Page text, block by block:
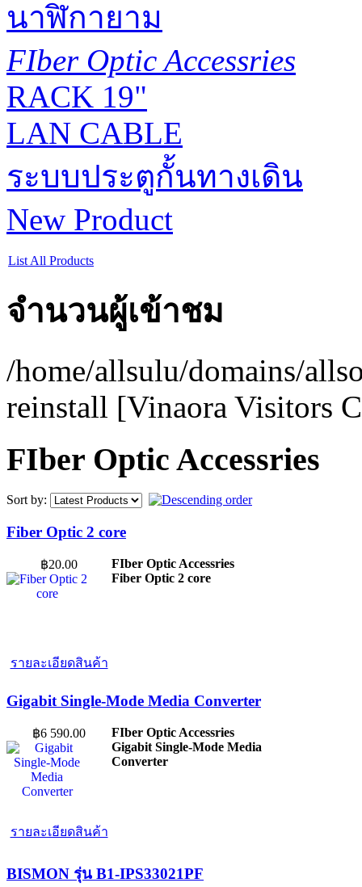
นาฬิกายาม
FIber Optic Accessries
RACK 19"
LAN CABLE
ระบบประตูกั้นทางเดิน
New Product
List All Products
จำนวนผู้เข้าชม
/home/allsulu/domains/
reinstall [Vinaora Visitors
FIber Optic Accessries
Sort by:
Fiber Optic 2 core
฿20.00
รายละเอียดสินค้า
FIber Optic Accessries
Fiber Optic 2 core
Gigabit Single-Mode Media Converter
฿6 590.00
รายละเอียดสินค้า
FIber Optic Accessries
Gigabit Single-Mode Media
Converter
BISMON รุ่น B1-IPS33021PF